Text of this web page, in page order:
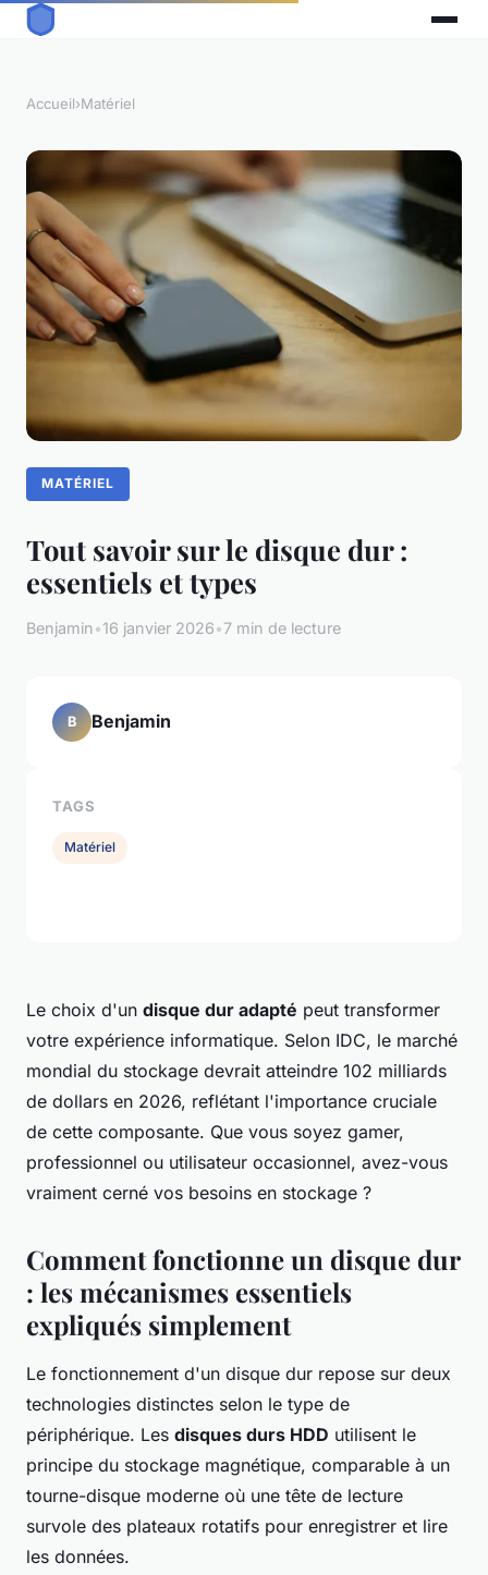
Accueil›Matériel
MATÉRIEL
Tout savoir sur le disque dur :
essentiels et types
Benjamin•16 janvier 2026•7 min de lecture
Le choix d'un disque dur adapté peut transformer
votre expérience informatique. Selon IDC, le marché
mondial du stockage devrait atteindre 102 milliards
de dollars en 2026, reflétant l'importance cruciale
de cette composante. Que vous soyez gamer,
professionnel ou utilisateur occasionnel, avez-vous
vraiment cerné vos besoins en stockage ?
Comment fonctionne un disque dur
: les mécanismes essentiels
expliqués simplement
Le fonctionnement d'un disque dur repose sur deux
technologies distinctes selon le type de
périphérique. Les disques durs HDD utilisent le
principe du stockage magnétique, comparable à un
tourne-disque moderne où une tête de lecture
survole des plateaux rotatifs pour enregistrer et lire
les données.
B Benjamin
TAGS
Matériel